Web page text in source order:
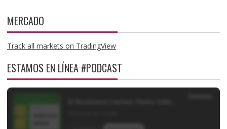
MERCADO
Track all markets on TradingView
ESTAMOS EN LÍNEA #PODCAST